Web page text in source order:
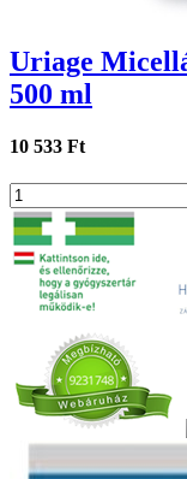
Uriage
500 ml
10 533 Ft